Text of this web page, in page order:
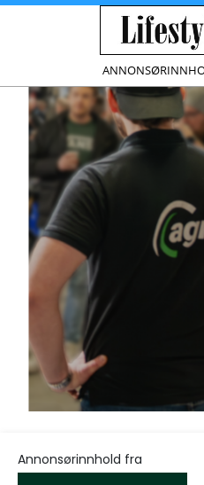
Annonsørinnhold fra